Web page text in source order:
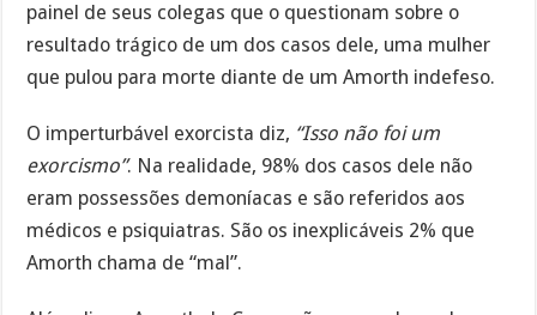
painel de seus colegas que o questionam sobre o
resultado trágico de um dos casos dele, uma mulher
que pulou para morte diante de um Amorth indefeso.
O imperturbável exorcista diz, “Isso não foi um
exorcismo”. Na realidade, 98% dos casos dele não
eram possessões demoníacas e são referidos aos
médicos e psiquiatras. São os inexplicáveis 2% que
Amorth chama de “mal”.